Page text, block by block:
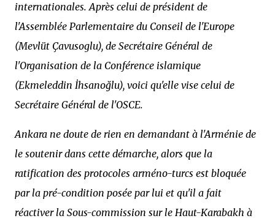
internationales. Après celui de président de
l'Assemblée Parlementaire du Conseil de l'Europe
(Mevlüt Çavusoglu), de Secrétaire Général de
l'Organisation de la Conférence islamique
(Ekmeleddin İhsanoğlu), voici qu'elle vise celui de
Secrétaire Général de l'OSCE.
Ankara ne doute de rien en demandant à l'Arménie de
le soutenir dans cette démarche, alors que la
ratification des protocoles arméno-turcs est bloquée
par la pré-condition posée par lui et qu'il a fait
réactiver la Sous-commission sur le Haut-Karabakh à